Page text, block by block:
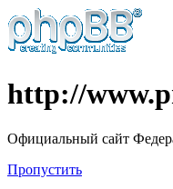
http://
Официальный сайт
Пропустить